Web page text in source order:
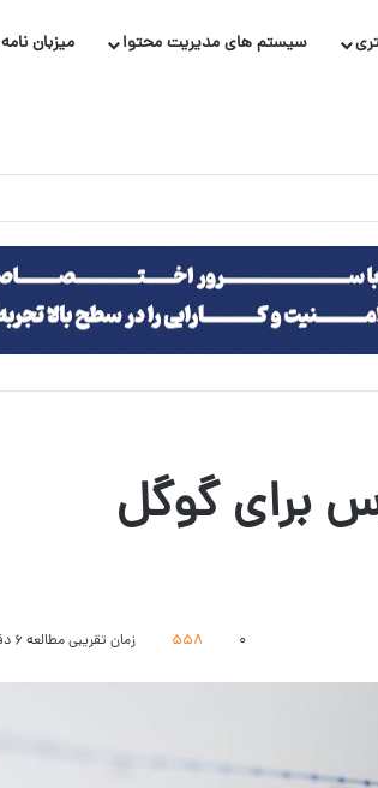
سیستم های مدیریت محتوا میزبان نامه
برای گوگل
۰ 558 زمان تقریبی مطالعه 6 دقیقه